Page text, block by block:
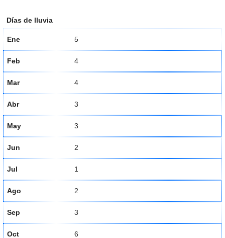
Días de lluvia
Ene 5
Feb 4
Mar 4
Abr 3
May 3
Jun 2
Jul 1
Ago 2
Sep 3
Oct 6